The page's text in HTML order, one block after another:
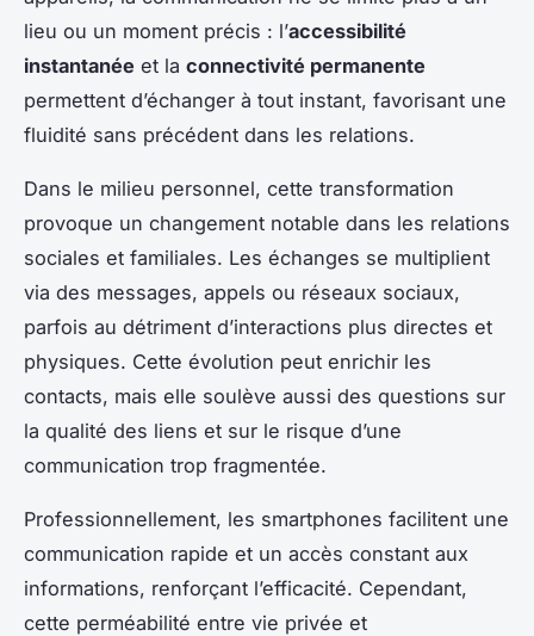
lieu ou un moment précis : l’accessibilité
instantanée et la connectivité permanente
permettent d’échanger à tout instant, favorisant une
fluidité sans précédent dans les relations.
Dans le milieu personnel, cette transformation
provoque un changement notable dans les relations
sociales et familiales. Les échanges se multiplient
via des messages, appels ou réseaux sociaux,
parfois au détriment d’interactions plus directes et
physiques. Cette évolution peut enrichir les
contacts, mais elle soulève aussi des questions sur
la qualité des liens et sur le risque d’une
communication trop fragmentée.
Professionnellement, les smartphones facilitent une
communication rapide et un accès constant aux
informations, renforçant l’efficacité. Cependant,
cette perméabilité entre vie privée et